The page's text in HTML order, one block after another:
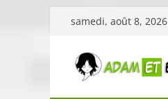
Passer
contenu
samedi, août 8, 2026